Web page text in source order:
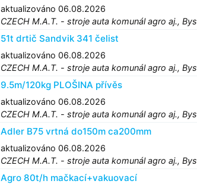
aktualizováno 06.08.2026
CZECH M.A.T. - stroje auta komunál agro aj.,
51t drtič Sandvik 341 čelist
aktualizováno 06.08.2026
CZECH M.A.T. - stroje auta komunál agro aj.,
9.5m/120kg PLOŠINA přívěs
aktualizováno 06.08.2026
CZECH M.A.T. - stroje auta komunál agro aj.,
Adler B75 vrtná do150m ca200mm
aktualizováno 06.08.2026
CZECH M.A.T. - stroje auta komunál agro aj.,
Agro 80t/h mačkací+vakuovací